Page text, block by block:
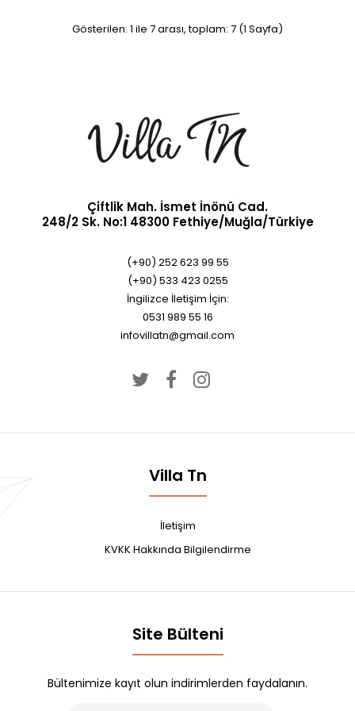
5. ODA ÖZELLİKLERİ:Oda 20 m² + Balkon 5.5 m²,Odaya
özel tasarım masif mobilyalar,Şehir, dağ, havuz v..
6. ODA ÖZELLİKLERİ:Oda 38 m² + Teras 10 m²,Odaya özel
tasarım masif mobilyalar,Ahşap lambrili tavanl..
Gösterilen: 1 ile 7 arası, toplam: 7 (1 Sayfa)
Çiftlik Mah. İsmet İnönü Cad.
248/2 Sk. No:1 48300 Fethiye/Muğla/Türkiye
(+90) 252 623 99 55
(+90) 533 423 0255
İngilizce İletişim İçin:
0531 989 55 16
infovillatn@gmail.com
Villa Tn
İletişim
KVKK Hakkında Bilgilendirme
Site Bülteni
Bültenimize kayıt olun indirimlerden faydalanın.